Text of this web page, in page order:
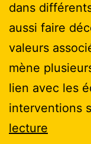
dans
aussi faire
valeurs
mène
lien avec les
interventions
lecture